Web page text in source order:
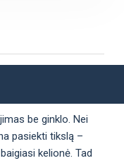
be ginklo. Nei
pasiekti tikslą –
kelionė. Tad